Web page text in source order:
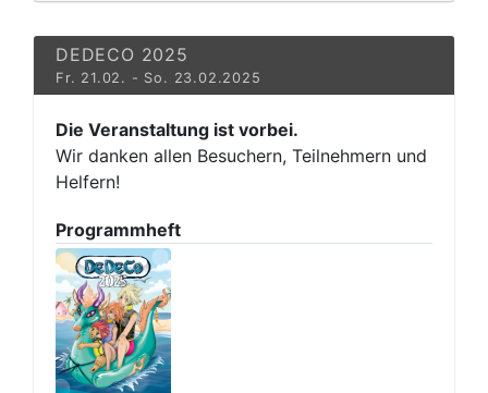
DEDECO 2025
Fr. 21.02. - So. 23.02.2025
Die Veranstaltung ist vorbei.
Wir danken allen Besuchern, Teilnehmern und
Helfern!
Programmheft